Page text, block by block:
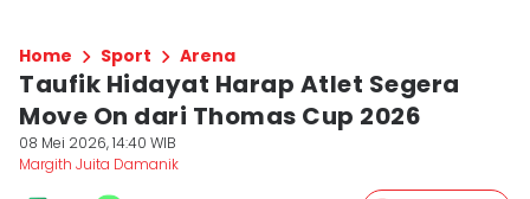
Home Sport Arena
Taufik Hidayat Harap Atlet Segera
Move On dari Thomas Cup 2026
08 Mei 2026, 14:40 WIB
Margith Juita Damanik